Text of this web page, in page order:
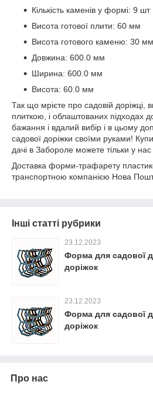
Кількість каменів у формі: 9 шт
Висота готової плити: 60 мм
Висота готового каменю: 30 мм
Довжина: 600.0 мм
Ширина: 600.0 мм
Висота: 60.0 мм
Так що мрієте про садовій доріжці,
плиткою, і облаштованих підходах
бажання і вдалий вибір і в цьому
садової доріжки своїми руками!
дачі в Забороле можете тільки у
Доставка форми-трафарету
транспортною компанією Нова
Інші статті рубрики
23.12.2023
Форма для садової
доріжок
23.12.2023
Форма для садової
доріжок
Про нас